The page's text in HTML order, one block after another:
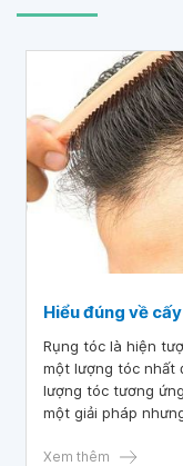
Hiểu đúng về
Rụng tóc là hiện
một lượng tóc nhất
lượng tóc tương
một giải pháp
Xem thêm